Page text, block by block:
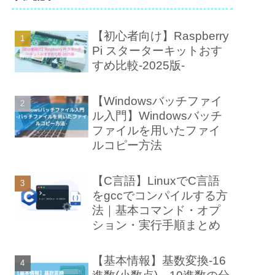
【初心者向け】Raspberry
Pi スターターキットおす
すめ比較-2025版-
【Windowsバッチファイ
ル入門】Windowsバッチ
ファイルを用いたファイ
ルコピー方法
【C言語】LinuxでC言語
をgccでコンパイルする方
法｜基本コマンド・オプ
ション・実行手順まとめ
【基本情報】基数変換-16